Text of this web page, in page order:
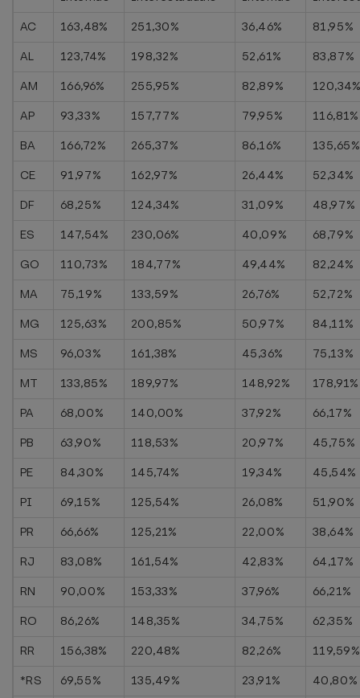
AC
163,48% 251,30% 36,46%
81,95%
AL
123,74% 198,32% 52,61%
83,87%
AM
166,96% 255,95% 82,89%
AP
93,33% 157,77% 79,95%
116,81%
BA
166,72% 265,37% 86,16%
135,65%
CE
91,97% 162,97% 26,44%
52,34%
DF
68,25% 124,34% 31,09%
48,97%
ES
147,54% 230,06% 40,09%
68,79%
GO
110,73% 184,77% 49,44%
82,24%
MA
75,19% 133,59% 26,76%
52,72%
MG
125,63% 200,85% 50,97%
84,11%
MS
96,03% 161,38% 45,36%
75,13%
MT
133,85% 189,97% 148,92%
178,91%
PA
68,00% 140,00% 37,92%
66,17%
PB
63,90% 118,53% 20,97%
45,75%
PE
84,30% 145,74% 19,34%
45,54%
PI
69,15% 125,54% 26,08%
51,90%
PR
66,66% 125,21% 22,00%
38,64%
RJ
83,08% 161,54% 42,83%
64,17%
RN
90,00% 153,33% 37,96%
66,21%
RO
86,26% 148,35% 34,75%
62,35%
RR
156,38% 220,48% 82,26%
119,59%
*RS
69,55% 135,49% 23,91%
40,80%